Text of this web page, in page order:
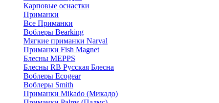
Карповые оснастки
Приманки
Все Приманки
Воблеры Bearking
Мягкие приманки Narval
Приманки Fish Magnet
Блесны MEPPS
Блесны RB Русская Блесна
Воблеры Ecogear
Воблеры Smith
Приманки Mikado (Микадо)